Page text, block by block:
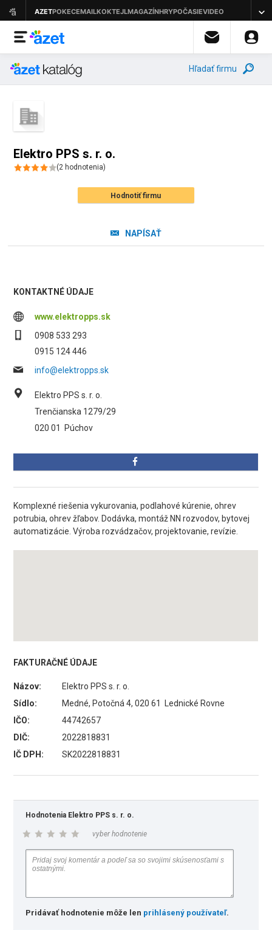
Hľadať firmu
Elektro PPS s. r. o.
(2 hodnotenia)
Hodnotiť firmu
NAPÍSAŤ
KONTAKTNÉ ÚDAJE
www.elektropps.sk
0908 533 293
0915 124 446
info@elektropps.sk
Elektro PPS s. r. o.
Trenčianska 1279/29
020 01
Púchov
Komplexné riešenia vykurovania, podlahové kúrenie, ohrev
potrubia, ohrev žľabov. Dodávka, montáž NN rozvodov, bytovej
automatizácie. Výroba rozvádzačov, projektovanie, revízie.
FAKTURAČNÉ ÚDAJE
Názov:
Elektro PPS s. r. o.
Sídlo:
Medné, Potočná 4, 020 61 Lednické Rovne
IČO:
44742657
DIČ:
2022818831
IČ DPH:
SK2022818831
Hodnotenia Elektro PPS s. r. o.
vyber hodnotenie
Pridávať hodnotenie môže len prihlásený používateľ.